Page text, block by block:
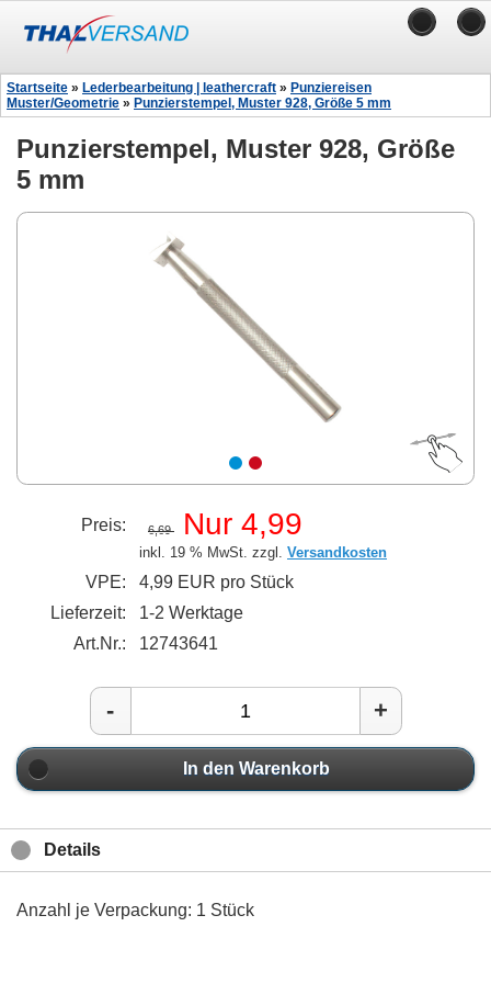
Startseite » Lederbearbeitung | leathercraft » Punziereisen
Muster/Geometrie » Punzierstempel, Muster 928, Größe 5 mm
Punzierstempel, Muster 928, Größe
5 mm
Preis: 6,69 Nur 4,99
inkl. 19 % MwSt. zzgl. Versandkosten
VPE:
4,99 EUR pro Stück
Lieferzeit:
1-2 Werktage
Art.Nr.:
12743641
- +
In den Warenkorb
Details
Anzahl je Verpackung: 1 Stück